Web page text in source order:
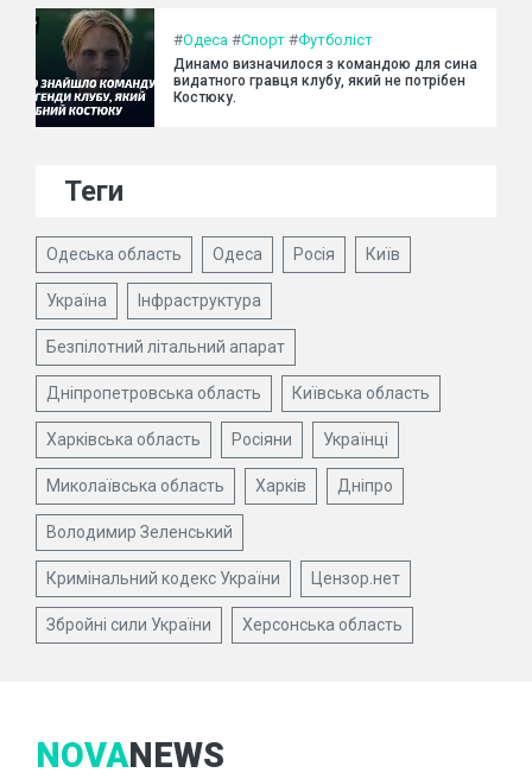
#Одеса #Спорт #Футболіст
Динамо визначилося з командою для сина
видатного гравця клубу, який не потрібен
Костюку.
Теги
Одеська область Одеса Росія Київ
Україна Інфраструктура
Безпілотний літальний апарат
Дніпропетровська область Київська область
Харківська область Росіяни Українці
Миколаївська область Харків Дніпро
Володимир Зеленський
Кримінальний кодекс України Цензор.нет
Збройні сили України Херсонська область
NOVANEWS